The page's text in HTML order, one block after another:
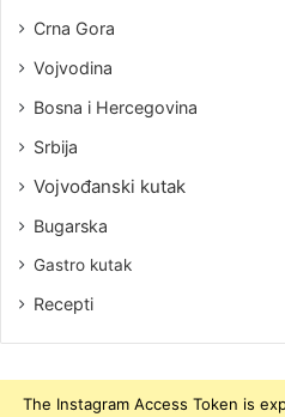
Crna Gora
Vojvodina
Bosna i Hercegovina
Srbija
Vojvođanski kutak
Bugarska
Gastro kutak
Recepti
The Instagram Access Token is